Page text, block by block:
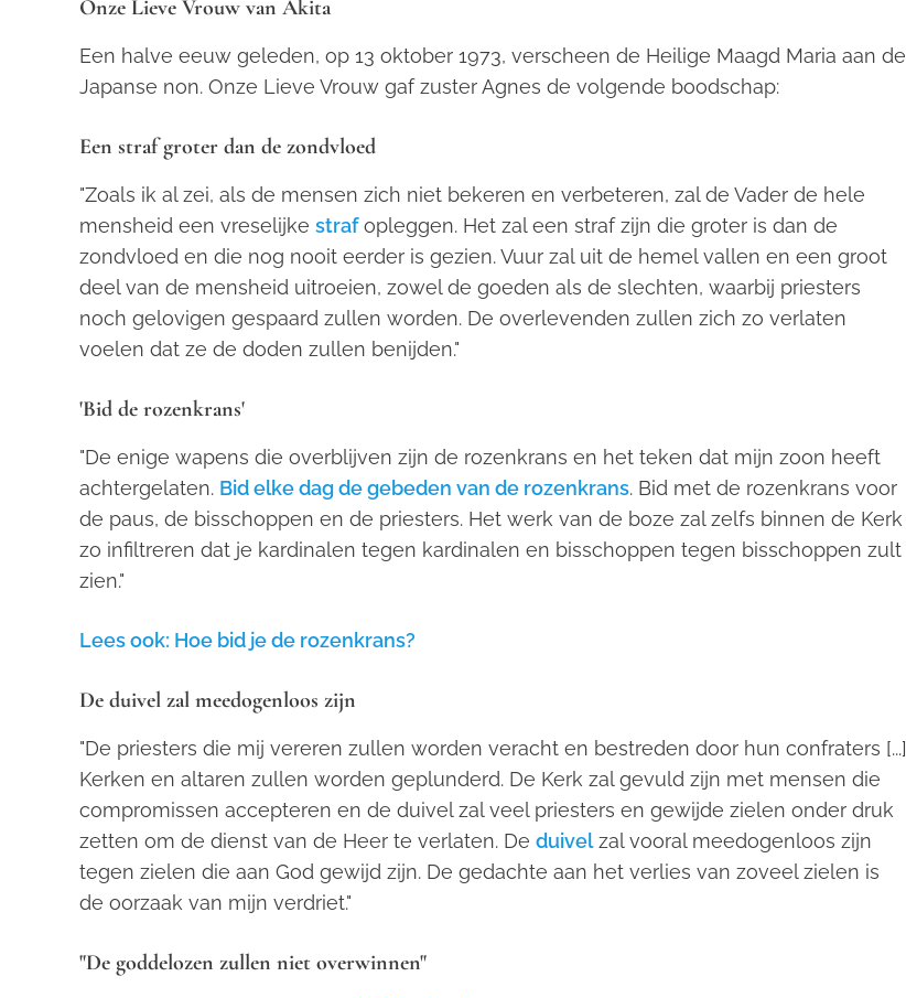
Onze Lieve Vrouw van Akita
Een halve eeuw geleden, op 13 oktober 1973, verscheen de Heilige Maagd Maria aan de
Japanse non. Onze Lieve Vrouw gaf zuster Agnes de volgende boodschap:
Een straf groter dan de zondvloed
"Zoals ik al zei, als de mensen zich niet bekeren en verbeteren, zal de Vader de hele
mensheid een vreselijke strafopleggen. Het zal een straf zijn die groter is dan de
zondvloed en die nog nooit eerder is gezien. Vuur zal uit de hemel vallen en een groot
deel van de mensheid uitroeien, zowel de goeden als de slechten, waarbij priesters
noch gelovigen gespaard zullen worden. De overlevenden zullen zich zo verlaten
voelen dat ze de doden zullen benijden."
'Bid de rozenkrans'
"De enige wapens die overblijven zijn de rozenkrans en het teken dat mijn zoon heeft
achtergelaten. Bid elke dag de gebeden van de rozenkrans. Bid met de rozenkrans voor
de paus, de bisschoppen en de priesters. Het werk van de boze zal zelfs binnen de Kerk
zo infiltreren dat je kardinalen tegen kardinalen en bisschoppen tegen bisschoppen zult
zien."
Lees ook: Hoe bid je de rozenkrans?
De duivel zal meedogenloos zijn
"De priesters die mij vereren zullen worden veracht en bestreden door hun confraters [...]
Kerken en altaren zullen worden geplunderd. De Kerk zal gevuld zijn met mensen die
compromissen accepteren en de duivel zal veel priesters en gewijde zielen onder druk
zetten om de dienst van de Heer te verlaten. De duivelzal vooral meedogenloos zijn
tegen zielen die aan God gewijd zijn. De gedachte aan het verlies van zoveel zielen is
de oorzaak van mijn verdriet."
"De goddelozen zullen niet overwinnen"